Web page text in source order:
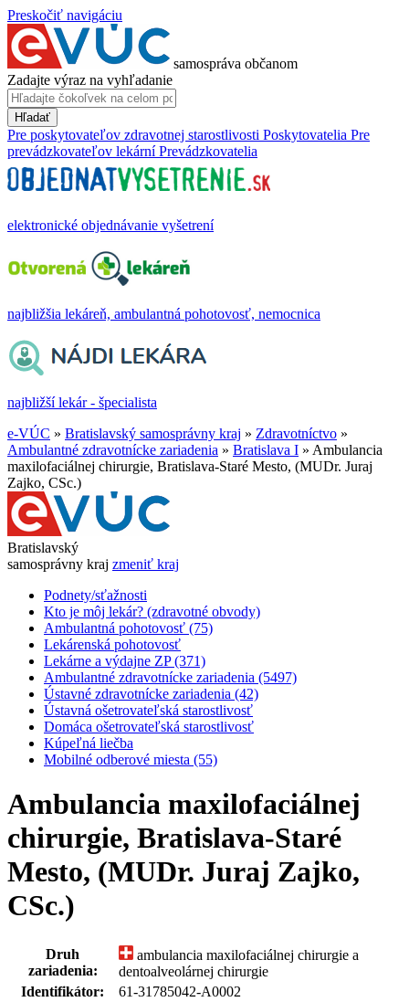
Preskočiť navigáciu
samospráva občanom
Zadajte výraz na vyhľadanie
Hľadať
Pre poskytovateľov zdravotnej starostlivosti Poskytovatelia Pre
prevádzkovateľov lekární Prevádzkovatelia
elektronické objednávanie vyšetrení
najbližšia lekáreň, ambulantná pohotovosť, nemocnica
najbližší lekár - špecialista
e-VÚC » Bratislavský samosprávny kraj » Zdravotníctvo »
Ambulantné zdravotnícke zariadenia » Bratislava I » Ambulancia
maxilofaciálnej chirurgie, Bratislava-Staré Mesto, (MUDr. Juraj
Zajko, CSc.)
Bratislavský
samosprávny kraj zmeniť kraj
Podnety/sťažnosti
Kto je môj lekár? (zdravotné obvody)
Ambulantná pohotovosť (75)
Lekárenská pohotovosť
Lekárne a výdajne ZP (371)
Ambulantné zdravotnícke zariadenia (5497)
Ústavné zdravotnícke zariadenia (42)
Ústavná ošetrovateľská starostlivosť
Domáca ošetrovateľská starostlivosť
Kúpeľná liečba
Mobilné odberové miesta (55)
Ambulancia maxilofaciálnej
chirurgie, Bratislava-Staré
Mesto, (MUDr. Juraj Zajko,
CSc.)
Druh
zariadenia:
ambulancia maxilofaciálnej chirurgie a
dentoalveolárnej chirurgie
Identifikátor:
61-31785042-A0002